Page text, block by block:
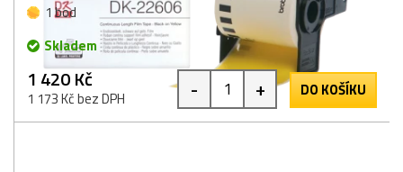
1 bod
Skladem
1 420 Kč
1 173 Kč bez DPH - + DO KOŠÍKU